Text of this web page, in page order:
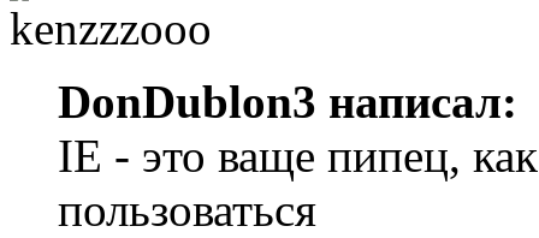
DonDublon3 написал:
IE - это ваще пипец,
пользоваться